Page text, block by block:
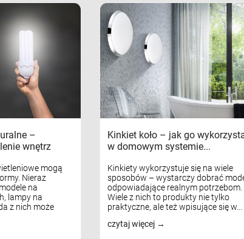
–
wnętrz
mogą
Nieraz
na
lampy na
z nich może
Kinkiet koło – jak go
w domowym systemie...
Kinkiety wykorzystuje się na wiele
sposobów – wystarczy dobrać
odpowiadające realnym potrzebom.
Wiele z nich to produkty nie tylko
praktyczne, ale też wpisujące się w...
czytaj więcej